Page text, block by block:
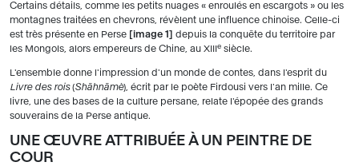
Certains détails, comme les petits nuages « enroulés en escargots » ou les
montagnes traitées en chevrons, révèlent une influence chinoise. Celle-ci
est très présente en Perse
image 1
depuis la conquête du territoire par
les Mongols, alors empereurs de Chine, au XIII e siècle.
L'ensemble donne l'impression d'un monde de contes, dans l'esprit du
Livre des rois(Shāhnāmè), écrit par le poète Firdousi vers l'an mille. Ce
livre, une des bases de la culture persane, relate l'épopée des grands
souverains de la Perse antique.
UNE ŒUVRE ATTRIBUÉE À UN PEINTRE DE
COUR